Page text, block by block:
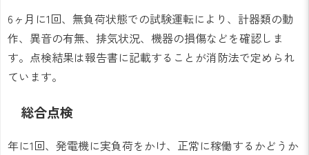
6ヶ月に1回、無負荷状態での試験運転により、計器類の動
作、異音の有無、排気状況、機器の損傷などを確認しま
す。点検結果は報告書に記載することが消防法で定められ
ています。
総合点検
年に1回、発電機に実負荷をかけ、正常に稼働するかどうか